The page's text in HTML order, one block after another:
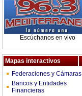
Escúchanos en vivo
Mapas interactivos
Federaciones y Cámaras
Bancos y Entidades
Financieras